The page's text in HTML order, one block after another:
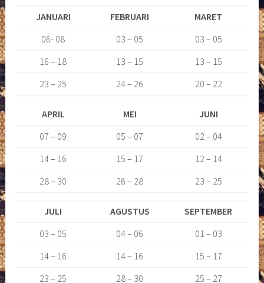
JANUARI FEBRUARI
MARET
06- 08
03 – 05
03 – 05
16 – 18
13 – 15
13 – 15
23 – 25
24 – 26 20 – 22
APRIL MEI
JUNI
07 – 09
05 – 07
02 – 04
14 – 16
15 – 17
12 – 14
28 – 30
26 – 28 23 – 25
JULI AGUSTUS
SEPTEMBER
03 – 05
04 – 06
01 – 03
14 – 16
14 – 16
15 – 17
23 – 25
28 – 30 25 – 27